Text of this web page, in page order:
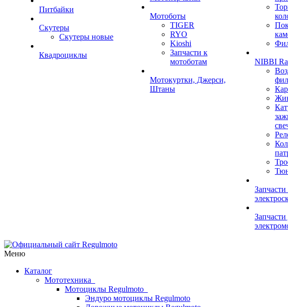
Питбайки
Скутеры
Скутеры новые
Квадроциклы
Мотоботы
TIGER
RYO
Kioshi
Запчасти к
мотоботам
Мотокуртки, Джерси,
Штаны
NIBBI
Запчасти
Запчасти
Меню
Каталог
Мототехника
Мотоциклы Regulmoto
Эндуро мотоциклы Regulmoto